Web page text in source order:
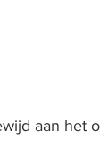
aan het